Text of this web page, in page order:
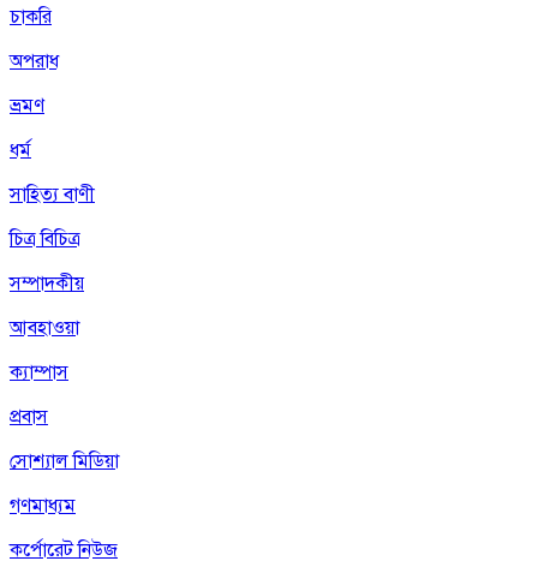
চাকরি
অপরাধ
ভ্রমণ
ধর্ম
সাহিত্য বাণী
চিত্র বিচিত্র
সম্পাদকীয়
আবহাওয়া
ক্যাম্পাস
প্রবাস
সোশ্যাল মিডিয়া
গণমাধ্যম
কর্পোরেট নিউজ